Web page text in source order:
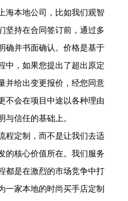
海本地公司，比如我们观智
坚持在合同签订前，通过多
确并书面确认。价格是基于
中，如果您提出了超出原定
并给出变更报价，经您同意
不会在项目中途以各种理由
信任的基础上。
程定制，而不是让我们去适
的核心价值所在。我们服务
都是在激烈的市场竞争中打
一家本地的时尚买手店定制